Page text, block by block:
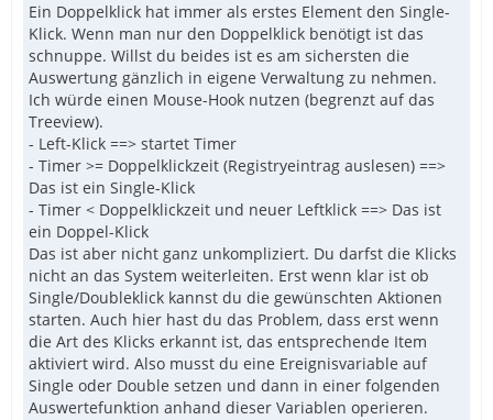
Ein Doppelklick hat immer als erstes Element den Single-
Klick. Wenn man nur den Doppelklick benötigt ist das
schnuppe. Willst du beides ist es am sichersten die
Auswertung gänzlich in eigene Verwaltung zu nehmen.
Ich würde einen Mouse-Hook nutzen (begrenzt auf das
Treeview).
- Left-Klick ==> startet Timer
- Timer >= Doppelklickzeit (Registryeintrag auslesen) ==>
Das ist ein Single-Klick
- Timer < Doppelklickzeit und neuer Leftklick ==> Das ist
ein Doppel-Klick
Das ist aber nicht ganz unkompliziert. Du darfst die Klicks
nicht an das System weiterleiten. Erst wenn klar ist ob
Single/Doubleklick kannst du die gewünschten Aktionen
starten. Auch hier hast du das Problem, dass erst wenn
die Art des Klicks erkannt ist, das entsprechende Item
aktiviert wird. Also musst du eine Ereignisvariable auf
Single oder Double setzen und dann in einer folgenden
Auswertefunktion anhand dieser Variablen operieren.